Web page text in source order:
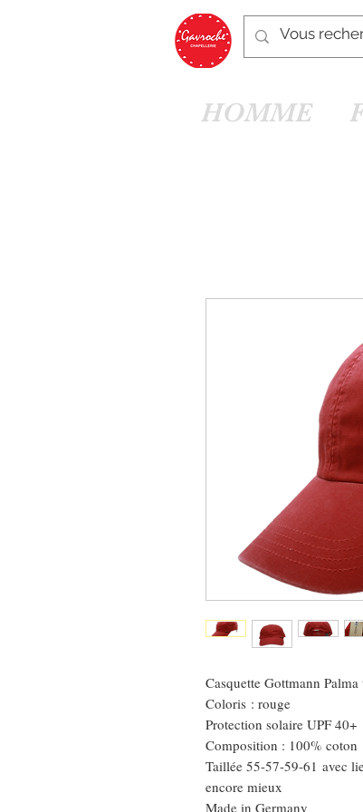
HOMME
Casquette Gottmann
Coloris : rouge
Protection solaire UPF 40+
Composition : 100% coton
Taillée 55-57-59-61 avec
encore mieux
Made in Germany